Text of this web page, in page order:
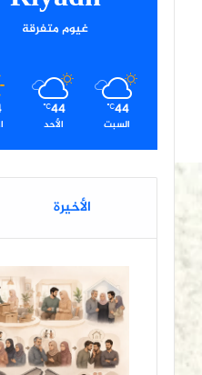
غيوم متفرقة
44
℃
السبت
44
℃
الأحد
الأخيرة